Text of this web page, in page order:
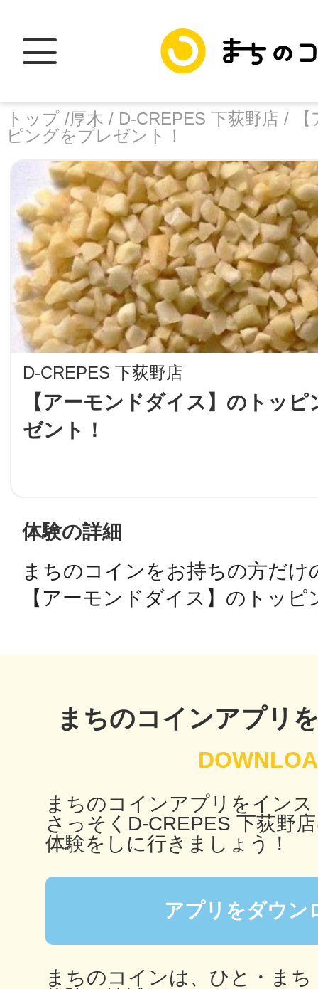
トップ /厚木 / D-CREPES 下荻野店 /
ピングをプレゼント！
D-CREPES 下荻野店
【アーモンドダイス】のトッ
ゼント！
facebook
X
LINE
URLをコピー
体験の詳細
まちのコインをお持ちの方だけ
【アーモンドダイス】のトッ
まちのコインアプリ
まちのコインアプリをイン
さっそくD-CREPES 下荻野
体験をしに行きましょう！
アプリをダウン
まちのコインは、ひと・ま
トップ
加盟スポットに
地域に導入を
智頭
鴻巣
池袋
生駒
秋葉原